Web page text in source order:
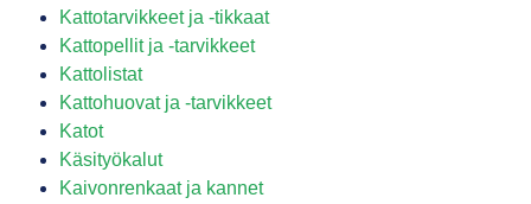
Kattotarvikkeet ja -tikkaat
Kattopellit ja -tarvikkeet
Kattolistat
Kattohuovat ja -tarvikkeet
Katot
Käsityökalut
Kaivonrenkaat ja kannet